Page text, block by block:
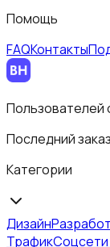
Помощь
FAQКонтакты
Пользователей
Последний
Категории
Дизайн
ТрафикСоцсети